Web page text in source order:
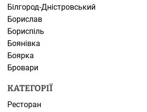
Білгород-Дністровський
Борислав
Бориспіль
Боянівка
Боярка
Бровари
КАТЕГОРІЇ
Ресторан